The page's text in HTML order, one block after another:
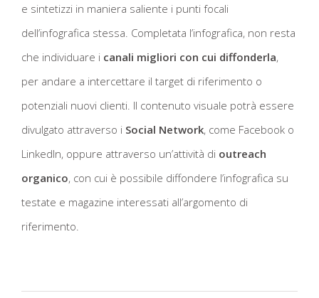
e sintetizzi in maniera saliente i punti focali
dell’infografica stessa. Completata l’infografica, non resta
che individuare i canali migliori con cui diffonderla,
per andare a intercettare il target di riferimento o
potenziali nuovi clienti. Il contenuto visuale potrà essere
divulgato attraverso i Social Network, come Facebook o
LinkedIn, oppure attraverso un’attività di outreach
organico, con cui è possibile diffondere l’infografica su
testate e magazine interessati all’argomento di
riferimento.